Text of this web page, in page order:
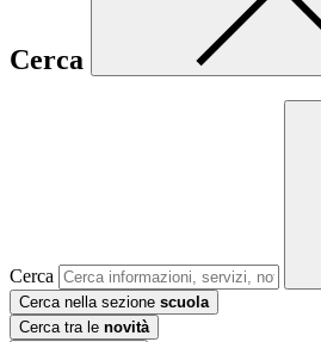
Cerca
Cerca
Cerca nella sezione scuola
Cerca tra le novità